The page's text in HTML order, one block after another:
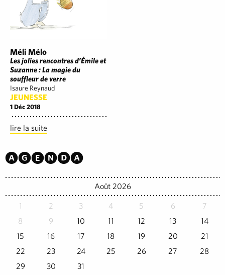
Méli Mélo
Les jolies rencontres d’Émile et
Suzanne : La magie du
souffleur de verre
Isaure Reynaud
JEUNESSE
1 Déc 2018
lire la suite
Agenda
Août 2026
1 2 3 4 5 6
7
8
9 10 11 12 13
14
15
16 17 18 19 20
21
22
23 24 25 26 27
28
29
30 31